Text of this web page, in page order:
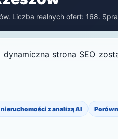
Liczba realnych ofert: 168.
dynamiczna strona SEO
z analizą AI